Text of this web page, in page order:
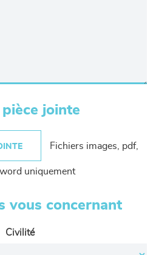
jointe
Fichiers images, pdf,
uniquement
vous concernant
Civilité